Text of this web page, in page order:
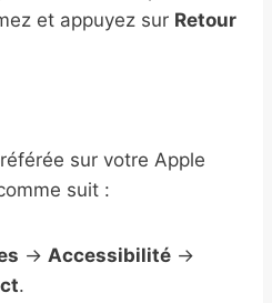
et appuyez sur Retour
sur votre Apple
suit :
→ Accessibilité →
.